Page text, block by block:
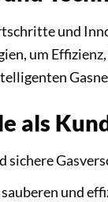
und
um
als
sichere
und